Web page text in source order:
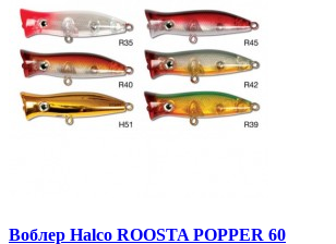
Воблер Halco ROOSTA POPPER 60